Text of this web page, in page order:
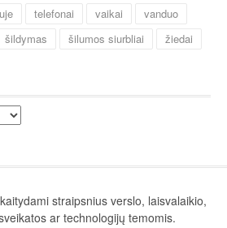
telefonai vaikai
vanduo
šildymas šilumos siurbliai žiedai
straipsnius verslo, laisvalaikio,
ar technologijų temomis.